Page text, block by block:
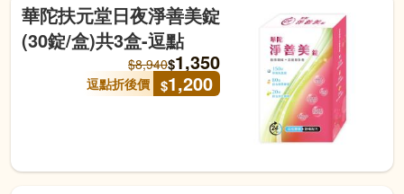
華陀扶元堂日夜淨善美錠
(30錠/盒)共3盒-逗點
$8,940$1,350
逗點折後價 $1,200